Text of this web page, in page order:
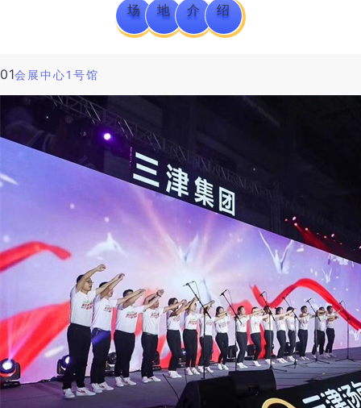
场 地 介 绍
01会展中心1号馆